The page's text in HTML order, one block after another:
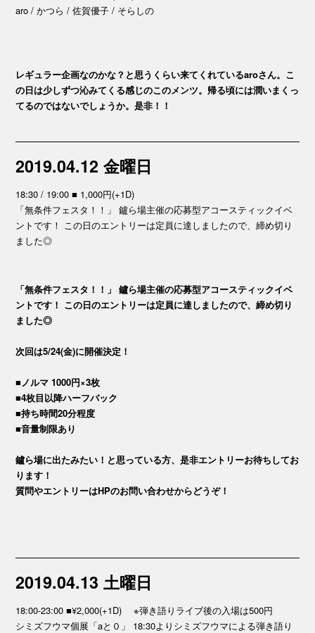
aro / かつら / 佐賀優子 / そらしの
レギュラー企画なのかな？と思うくらい来てくれているaroさん。こ
の日は少しずつ沁みてくる感じのこのメンツ。帰る頃には潤いまくっ
てるのではないでしょうか。是非！！
2019.04.12 金曜日
18:30 / 19:00 ■ 1,000円(+1D)
「無条件フェスタ！！」 鑪ら場主催の応募型アコースティックイベ
ントです！ この日のエントリーは定員に達しましたので、締め切り
ました◎
「無条件フェスタ！！」 鑪ら場主催の応募型アコースティックイベ
ントです！ この日のエントリーは定員に達しましたので、締め切り
ました◎
次回は5/24(金)に開催決定！
■ノルマ 1000円×3枚
■4枚目以降ハーフバック
■持ち時間20分程度
■音量制限あり
鑪ら場に出たみたい！と思っている方、是非エントリーお待ちしてお
ります！
質問やエントリーはHPのお問い合わせからどうぞ！
2019.04.13 土曜日
18:00-23:00 ■¥2,000(+1D) ※弾き語りライブ後の入場は500円
シミズフウマ個展「aと０」 18:30よりシミズフウマによる弾き語り